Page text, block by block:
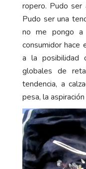
ropero. Pudo ser
Pudo ser una
no me pongo a
consumidor hace
a la posibilidad
globales de
tendencia, a
pesa, la